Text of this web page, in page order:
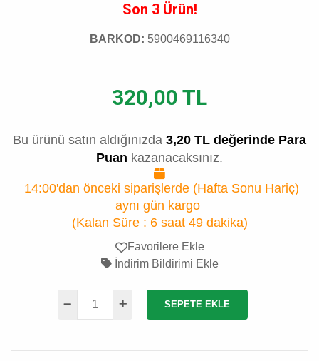
Son 3 Ürün!
BARKOD: 5900469116340
320,00 TL
Bu ürünü satın aldığınızda 3,20 TL değerinde Para
Puan kazanacaksınız.
14:00'dan önceki siparişlerde (Hafta Sonu Hariç)
aynı gün kargo
(Kalan Süre : 6 saat 49 dakika)
Favorilere Ekle
İndirim Bildirimi Ekle
SEPETE EKLE